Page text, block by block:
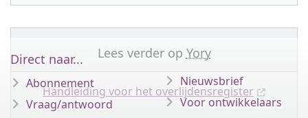
Lees verder op Yory
Handleiding voor het overlijdensregister
Direct naar...
Abonnement
Vraag/antwoord
Nieuwsbrief
Voor ontwikkelaars